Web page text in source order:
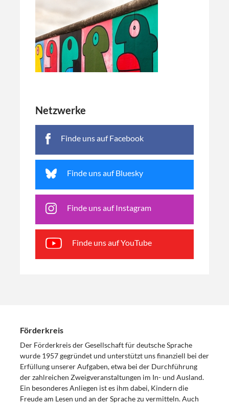
Netzwerke
Finde uns auf Facebook
Finde uns auf Bluesky
Finde uns auf Instagram
Finde uns auf YouTube
Förderkreis
Der Förderkreis der Gesellschaft für deutsche Sprache
wurde 1957 gegründet und unterstützt uns finanziell bei der
Erfüllung unserer Aufgaben, etwa bei der Durchführung
der zahlreichen Zweigveranstaltungen im In- und Ausland.
Ein besonderes Anliegen ist es ihm dabei, Kindern die
Freude am Lesen und an der Sprache zu vermitteln. Auch